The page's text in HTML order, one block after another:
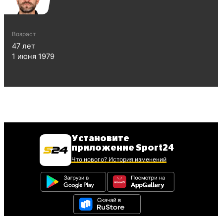
Возраст
47 лет
1 июня 1979
Установите
приложение Sport24
Что нового? История изменений